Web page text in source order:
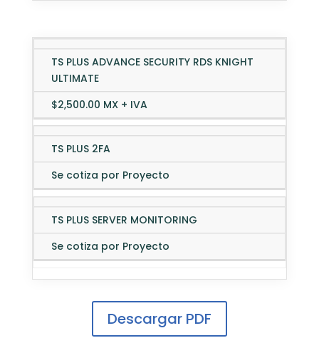
TS PLUS ADVANCE SECURITY RDS KNIGHT
ULTIMATE
$2,500.00 MX + IVA
TS PLUS 2FA
Se cotiza por Proyecto
TS PLUS SERVER MONITORING
Se cotiza por Proyecto
Descargar PDF